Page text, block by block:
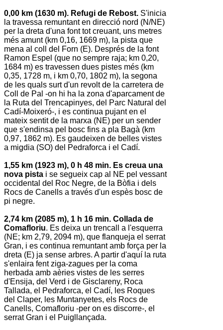
0,00 km (1630 m). Refugi de Rebost. S'inicia
la travessa remuntant en direcció nord (N/NE)
per la dreta d'una font tot creuant, uns metres
més amunt (km 0,16, 1669 m), la pista que
mena al coll del Forn (E). Després de la font
Ramon Espel (que no sempre raja; km 0,20,
1684 m) es travessen dues pistes més (km
0,35, 1728 m, i km 0,70, 1802 m), la segona
de les quals surt d'un revolt de la carretera de
Coll de Pal -on hi ha la zona d'aparcament de
la Ruta del Trencapinyes, del Parc Natural del
Cadí-Moixeró-, i es continua pujant en el
mateix sentit de la marxa (NE) per un sender
que s'endinsa pel bosc fins a pla Bagà (km
0,97, 1862 m). Es gaudeixen de belles vistes
a migdia (SO) del Pedraforca i el Cadí.
1,55 km (1923 m), 0 h 48 min. Es creua una
nova pista i se segueix cap al NE pel vessant
occidental del Roc Negre, de la Bòfia i dels
Rocs de Canells a través d'un espès bosc de
pi negre.
2,74 km (2085 m), 1 h 16 min. Collada de
Comafloriu. Es deixa un trencall a l'esquerra
(NE; km 2,79, 2094 m), que flanqueja el serrat
Gran, i es continua remuntant amb força per la
dreta (E) ja sense arbres. A partir d'aquí la ruta
s'enlaira fent ziga-zagues per la coma
herbada amb aèries vistes de les serres
d'Ensija, del Verd i de Gisclareny, Roca
Tallada, el Pedraforca, el Cadí, les Roques
del Claper, les Muntanyetes, els Rocs de
Canells, Comafloriu -per on es discorre-, el
serrat Gran i el Puigllançada.